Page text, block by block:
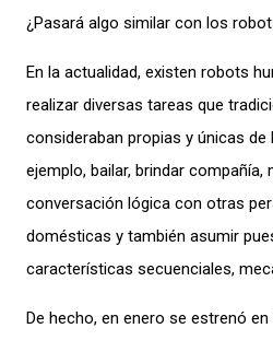
¿Pasará algo similar con los
En la actualidad, existen robots
realizar diversas tareas que
consideraban propias y únicas
ejemplo, bailar, brindar compañía,
conversación lógica con otras
domésticas y también asumir
características secuenciales,
De hecho, en enero se estrenó en